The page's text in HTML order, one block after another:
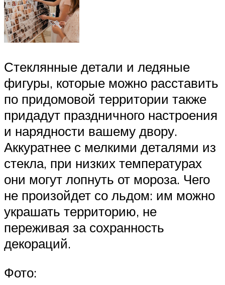
Стеклянные детали и ледяные
фигуры, которые можно расставить
по придомовой территории также
придадут праздничного настроения
и нарядности вашему двору.
Аккуратнее с мелкими деталями из
стекла, при низких температурах
они могут лопнуть от мороза. Чего
не произойдет со льдом: им можно
украшать территорию, не
переживая за сохранность
декораций.
Фото: